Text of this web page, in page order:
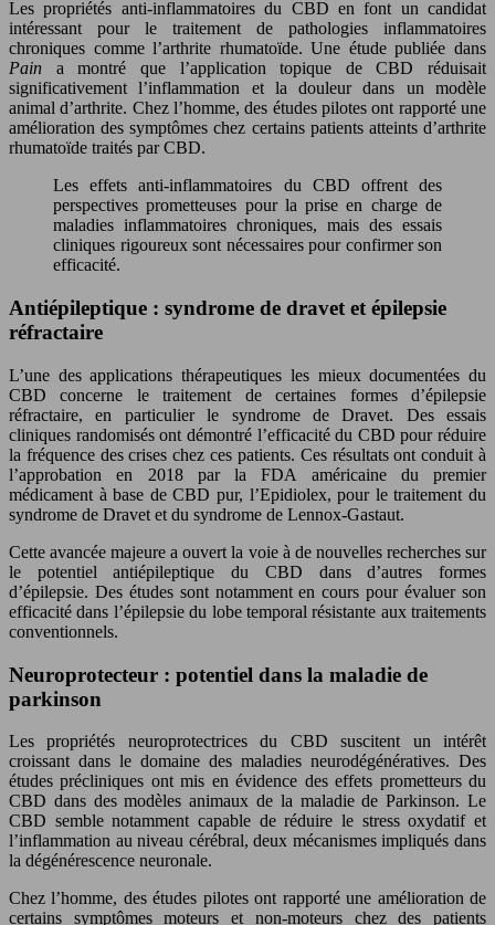
Les propriétés anti-inflammatoires du CBD en font un candidat
intéressant pour le traitement de pathologies inflammatoires
chroniques comme l’arthrite rhumatoïde. Une étude publiée dans
Pain a montré que l’application topique de CBD réduisait
significativement l’inflammation et la douleur dans un modèle
animal d’arthrite. Chez l’homme, des études pilotes ont rapporté une
amélioration des symptômes chez certains patients atteints d’arthrite
rhumatoïde traités par CBD.
Les effets anti-inflammatoires du CBD offrent des
perspectives prometteuses pour la prise en charge de
maladies inflammatoires chroniques, mais des essais
cliniques rigoureux sont nécessaires pour confirmer son
efficacité.
Antiépileptique : syndrome de dravet et épilepsie
réfractaire
L’une des applications thérapeutiques les mieux documentées du
CBD concerne le traitement de certaines formes d’épilepsie
réfractaire, en particulier le syndrome de Dravet. Des essais
cliniques randomisés ont démontré l’efficacité du CBD pour réduire
la fréquence des crises chez ces patients. Ces résultats ont conduit à
l’approbation en 2018 par la FDA américaine du premier
médicament à base de CBD pur, l’Epidiolex, pour le traitement du
syndrome de Dravet et du syndrome de Lennox-Gastaut.
Cette avancée majeure a ouvert la voie à de nouvelles recherches sur
le potentiel antiépileptique du CBD dans d’autres formes
d’épilepsie. Des études sont notamment en cours pour évaluer son
efficacité dans l’épilepsie du lobe temporal résistante aux traitements
conventionnels.
Neuroprotecteur : potentiel dans la maladie de
parkinson
Les propriétés neuroprotectrices du CBD suscitent un intérêt
croissant dans le domaine des maladies neurodégénératives. Des
études précliniques ont mis en évidence des effets prometteurs du
CBD dans des modèles animaux de la maladie de Parkinson. Le
CBD semble notamment capable de réduire le stress oxydatif et
l’inflammation au niveau cérébral, deux mécanismes impliqués dans
la dégénérescence neuronale.
Chez l’homme, des études pilotes ont rapporté une amélioration de
certains symptômes moteurs et non-moteurs chez des patients